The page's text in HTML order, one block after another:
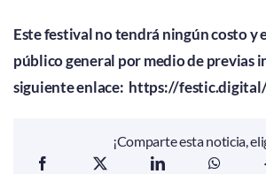
Este festival no tendrá ningún costo y
público general por medio de previas
siguiente enlace: https://
¡Comparte esta noticia,